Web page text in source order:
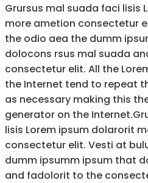
Grursus mal suada faci lisis
more ametion consectetur
the odio aea the dumm
dolocons rsus mal suada
consectetur elit. All the
the Internet tend to repeat
as necessary making this
generator on the
lisis Lorem ipsum dolarorit
consectetur elit. Vesti at
dumm ipsumm ipsum that
and fadolorit to the